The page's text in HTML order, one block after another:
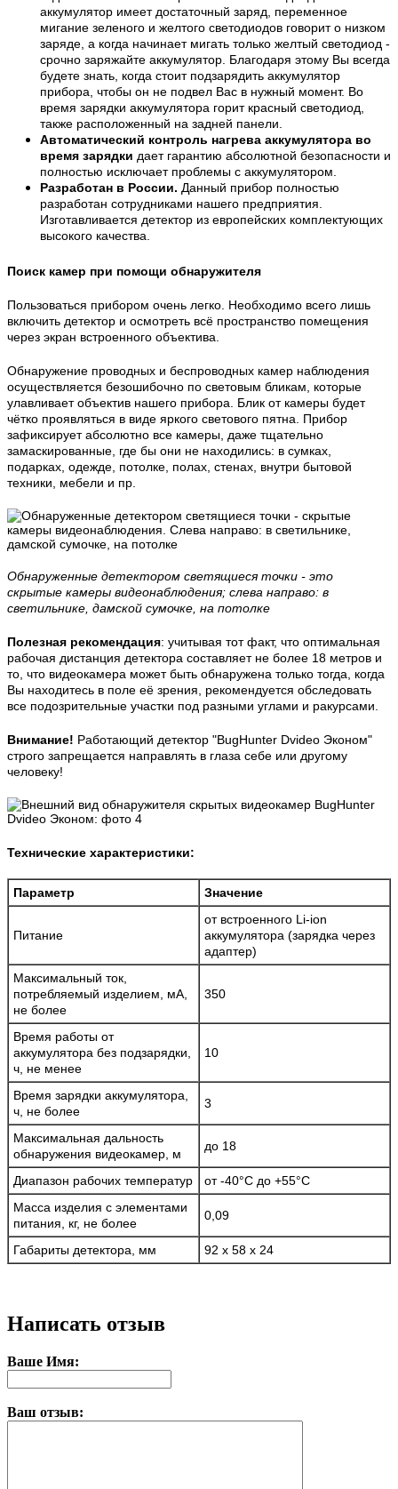
аккумулятор имеет достаточный заряд, переменное
мигание зеленого и желтого светодиодов говорит о низком
заряде, а когда начинает мигать только желтый светодиод -
срочно заряжайте аккумулятор. Благодаря этому Вы всегда
будете знать, когда стоит подзарядить аккумулятор
прибора, чтобы он не подвел Вас в нужный момент. Во
время зарядки аккумулятора горит красный светодиод,
также расположенный на задней панели.
Автоматический контроль нагрева аккумулятора во
время зарядки дает гарантию абсолютной безопасности и
полностью исключает проблемы с аккумулятором.
Разработан в России. Данный прибор полностью
разработан сотрудниками нашего предприятия.
Изготавливается детектор из европейских комплектующих
высокого качества.
Поиск камер при помощи обнаружителя
Пользоваться прибором очень легко. Необходимо всего лишь
включить детектор и осмотреть всё пространство помещения
через экран встроенного объектива.
Обнаружение проводных и беспроводных камер наблюдения
осуществляется безошибочно по световым бликам, которые
улавливает объектив нашего прибора. Блик от камеры будет
чётко проявляться в виде яркого светового пятна. Прибор
зафиксирует абсолютно все камеры, даже тщательно
замаскированные, где бы они не находились: в сумках,
подарках, одежде, потолке, полах, стенах, внутри бытовой
техники, мебели и пр.
Обнаруженные детектором светящиеся точки - это
скрытые камеры видеонаблюдения; слева направо: в
светильнике, дамской сумочке, на потолке
Полезная рекомендация: учитывая тот факт, что оптимальная
рабочая дистанция детектора составляет не более 18 метров и
то, что видеокамера может быть обнаружена только тогда, когда
Вы находитесь в поле её зрения, рекомендуется обследовать
все подозрительные участки под разными углами и ракурсами.
Внимание! Работающий детектор "BugHunter Dvideo Эконом"
строго запрещается направлять в глаза себе или другому
человеку!
Технические характеристики:
Параметр Значение
Питание
от встроенного Li-ion
аккумулятора (зарядка через
адаптер)
Максимальный ток,
потребляемый изделием, мА,
не более
350
Время работы от
аккумулятора без подзарядки,
ч, не менее
10
Время зарядки аккумулятора,
ч, не более
3
Максимальная дальность
обнаружения видеокамер, м
до 18
Диапазон рабочих температур
от -40°С до +55°С
Масса изделия с элементами
питания, кг, не более
0,09
Габариты детектора, мм 92 х 58 х 24
Написать отзыв
Ваше Имя:
Ваш отзыв: